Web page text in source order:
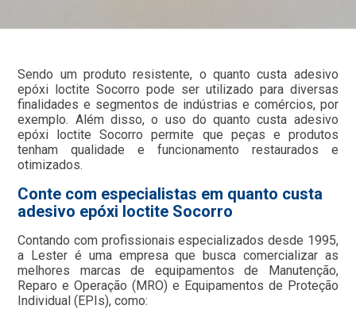
Sendo um produto resistente, o quanto custa adesivo
epóxi loctite Socorro pode ser utilizado para diversas
finalidades e segmentos de indústrias e comércios, por
exemplo. Além disso, o uso do quanto custa adesivo
epóxi loctite Socorro permite que peças e produtos
tenham qualidade e funcionamento restaurados e
otimizados.
Conte com especialistas em quanto custa
adesivo epóxi loctite Socorro
Contando com profissionais especializados desde 1995,
a Lester é uma empresa que busca comercializar as
melhores marcas de equipamentos de Manutenção,
Reparo e Operação (MRO) e Equipamentos de Proteção
Individual (EPIs), como: